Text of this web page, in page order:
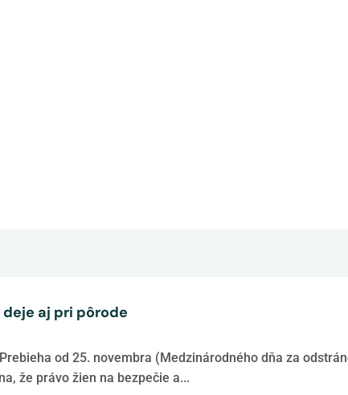
aj pri pôrode
od 25. novembra (Medzinárodného dňa za
že právo žien na bezpečie a...